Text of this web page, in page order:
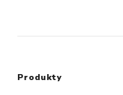
Produkty